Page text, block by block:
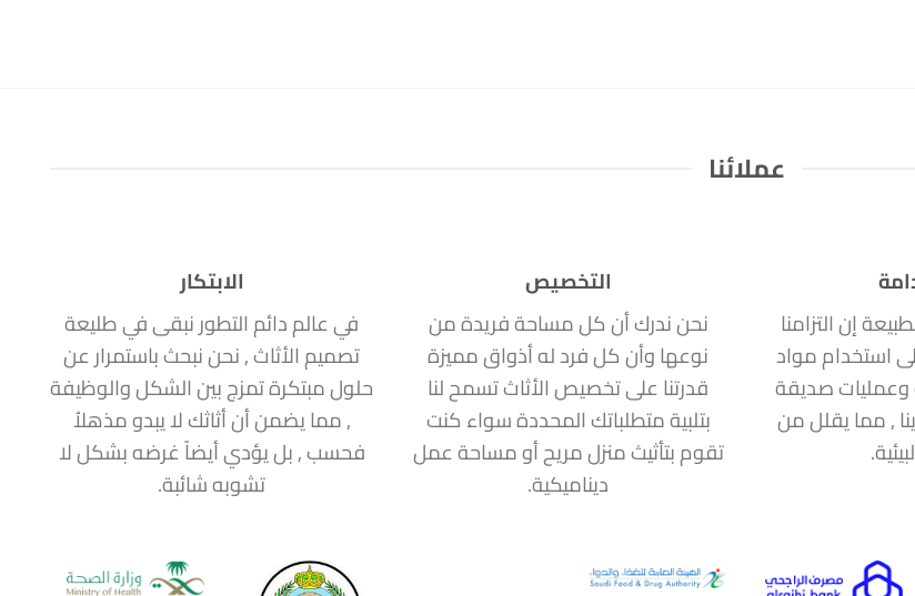
عملائنا
إن التزامنا
استخدام مواد
صديقة
, مما يقلل من
التخصيص
نحن ندرك أن كل مساحة فريدة من
نوعها وأن كل فرد له أذواق مميزة
قدرتنا على تخصيص الأثاث تسمح لنا
بتلبية متطلباتك المحددة سواء كنت
تقوم بتأثيث منزل مريح أو مساحة عمل
ديناميكية.
الابتكار
في عالم دائم التطور نبقى في طليعة
تصميم الأثاث , نحن نبحث باستمرار عن
حلول مبتكرة تمزج بين الشكل والوظيفة
, مما يضمن أن أثاثك لا يبدو مذهلاُ
فحسب , بل يؤدي أيضاً غرضه بشكل لا
تشوبه شائبة.